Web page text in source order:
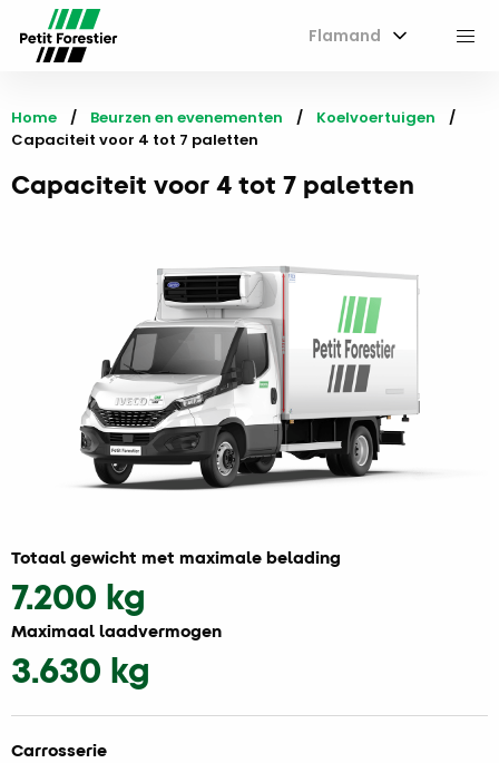
Flamand
Home Beurzen en evenementen
Koelvoertuigen
Current:
Capaciteit voor 4 tot 7 paletten
Capaciteit voor 4 tot 7 paletten
Totaal gewicht met maximale belading
7.200 kg
Maximaal laadvermogen
3.630 kg
Carrosserie